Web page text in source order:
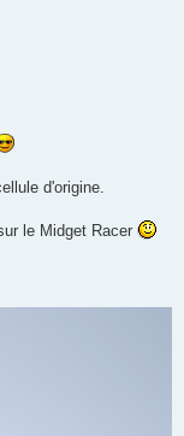
d'origine.
le Midget Racer